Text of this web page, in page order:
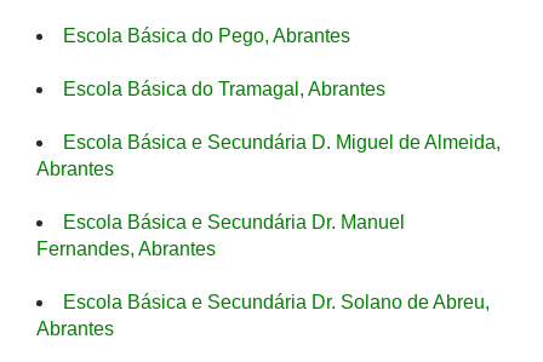
Escola Básica do Pego, Abrantes
Escola Básica do Tramagal, Abrantes
Escola Básica e Secundária D. Miguel de Almeida,
Abrantes
Escola Básica e Secundária Dr. Manuel
Fernandes, Abrantes
Escola Básica e Secundária Dr. Solano de Abreu,
Abrantes